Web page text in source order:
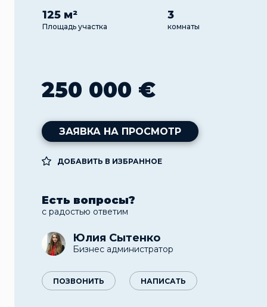
125 м²
Площадь участка
3
комнаты
250 000 €
ЗАЯВКА НА ПРОСМОТР
ДОБАВИТЬ В ИЗБРАННОЕ
Есть вопросы?
с радостью ответим
Юлия Сытенко
Бизнес администратор
ПОЗВОНИТЬ НАПИСАТЬ